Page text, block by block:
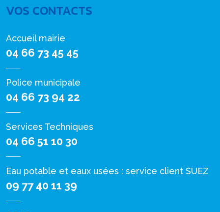
VOS CONTACTS
Accueil mairie
04 66 73 45 45
Police municipale
04 66 73 94 22
Services Techniques
04 66 51 10 30
Eau potable et eaux usées : service client SUEZ
09 77 40 11 39